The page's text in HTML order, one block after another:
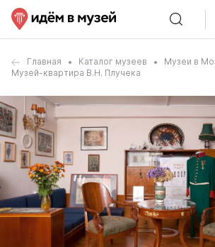
Главная Каталог музеев
Музеи в
Музей-квартира В.Н. Плучека